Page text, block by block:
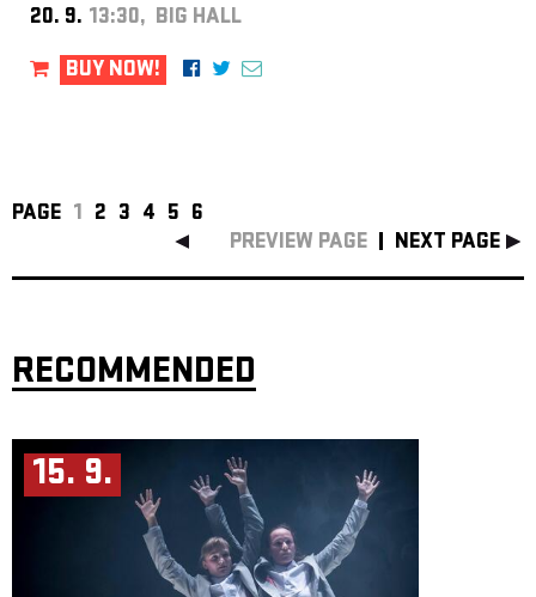
20. 9. 13:30, BIG HALL
BUY NOW!
PAGE 1 2 3 4 5 6
PREVIEW PAGE
NEXT PAGE
RECOMMENDED
15. 9.